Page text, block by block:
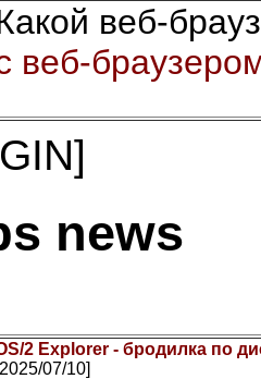
веб-
веб-
news
2 Explorer - бродилка по
07/10]